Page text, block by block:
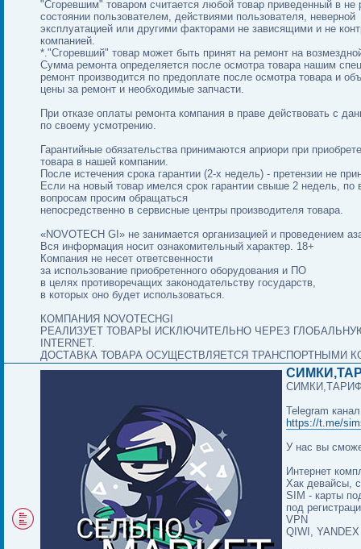
"Сгоревшим" товаром считается любой товар приведенный в не
состоянии пользователем, действиями пользователя, неверной
эксплуатацией или другими факторами не зависящими и не
компанией.
*."Сгоревший" товар может быть принят на ремонт на
Сумма ремонта определяется после осмотра товара нашим
ремонт производится по предоплате после осмотра товара и
цены за ремонт и необходимые запчасти.
При отказе оплаты ремонта компания в праве действовать с
по своему усмотрению.
Гарантийные обязательства принимаются априори при
товара в нашей компании.
После истечения срока гарантии (2-х недель) - претензии не
Если на новый товар имелся срок гарантии свыше 2 недель, по
вопросам просим обращаться
непосредственно в сервисные центры производителя товара.
«NOVOTECH GI» не занимается организацией и проведением
Вся информация носит ознакомительный характер. 18+
Компания не несет ответсвенности
за использование приобретенного оборудования и ПО
в целях противоречащих законодательству государств,
в которых оно будет использоваться.
КОМПАНИЯ NOVOTECHGI
РЕАЛИЗУЕТ ТОВАРЫ ИСКЛЮЧИТЕЛЬНО ЧЕРЕЗ
INTERNET.
ДОСТАВКА ТОВАРА ОСУЩЕСТВЛЯЕТСЯ ТРАНСПОРТНЫМИ
Telegram
https://t.me/
У нас вы
Интернет
Хак девайсы,
SIM - карты
под
VPN
QIWI,